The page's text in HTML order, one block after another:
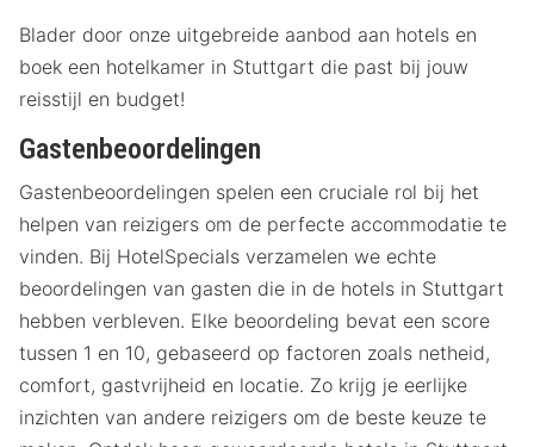
Blader door onze uitgebreide aanbod aan hotels en
boek een hotelkamer in Stuttgart die past bij jouw
reisstijl en budget!
Gastenbeoordelingen
Gastenbeoordelingen spelen een cruciale rol bij het
helpen van reizigers om de perfecte accommodatie te
vinden. Bij HotelSpecials verzamelen we echte
beoordelingen van gasten die in de hotels in Stuttgart
hebben verbleven. Elke beoordeling bevat een score
tussen 1 en 10, gebaseerd op factoren zoals netheid,
comfort, gastvrijheid en locatie. Zo krijg je eerlijke
inzichten van andere reizigers om de beste keuze te